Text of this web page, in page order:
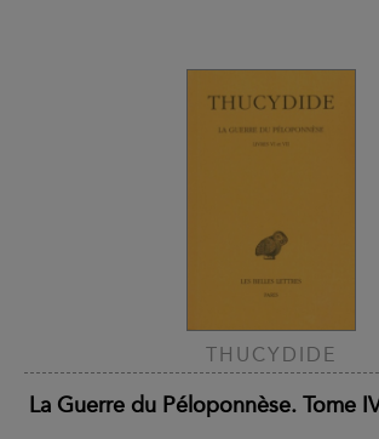
THUCYDIDE
La Guerre du Péloponnèse. Tome